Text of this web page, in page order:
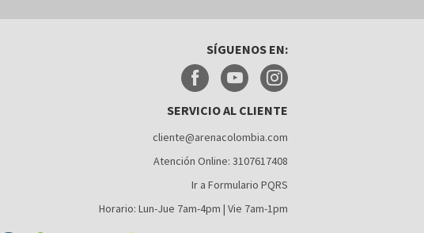
SÍGUENOS EN:
SERVICIO AL CLIENTE
cliente@arenacolombia.com
Atención Online: 3107617408
Ir a Formulario PQRS
Horario: Lun-Jue 7am-4pm | Vie 7am-1pm